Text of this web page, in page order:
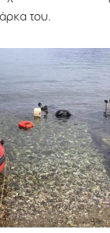
του.